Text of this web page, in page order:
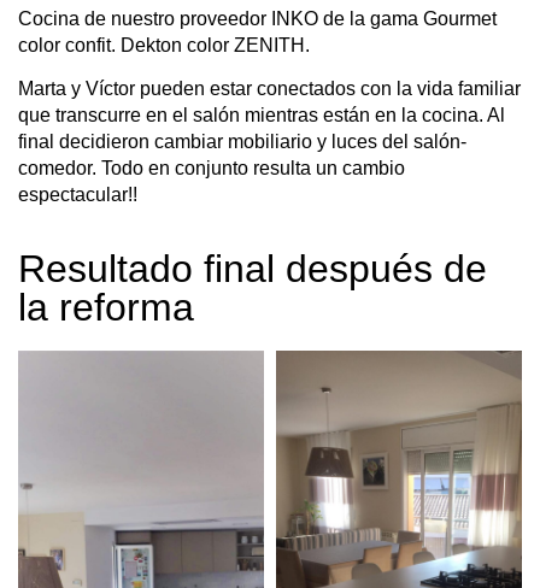
Cocina de nuestro proveedor INKO de la gama Gourmet
color confit. Dekton color ZENITH.
Marta y Víctor pueden estar conectados con la vida familiar
que transcurre en el salón mientras están en la cocina. Al
final decidieron cambiar mobiliario y luces del salón-
comedor. Todo en conjunto resulta un cambio
espectacular!!
Resultado final después de
la reforma